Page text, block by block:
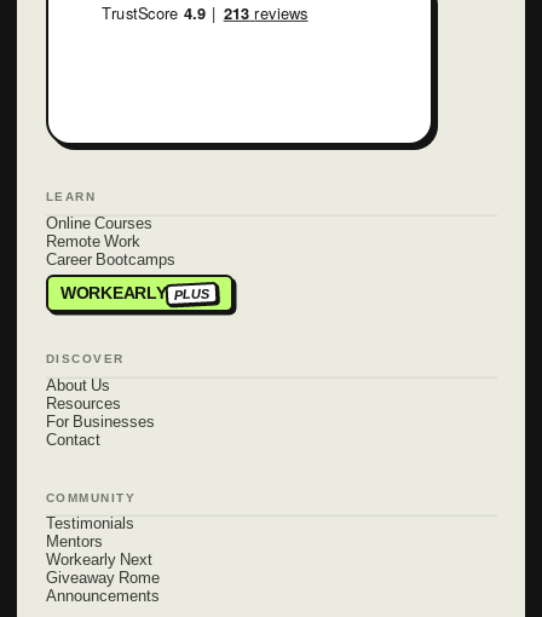
LEARN
Online Courses
Remote Work
Career Bootcamps
WORKEARLY PLUS
DISCOVER
About Us
Resources
For Businesses
Contact
COMMUNITY
Testimonials
Mentors
Workearly Next
Giveaway Rome
Announcements